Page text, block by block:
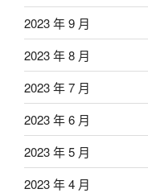
2023 年 9 月
2023 年 8 月
2023 年 7 月
2023 年 6 月
2023 年 5 月
2023 年 4 月